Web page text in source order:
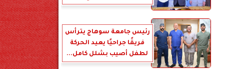
رئيس جامعة سوهاج يترأس
فريقًا جراحيًا يعيد الحركة
لطفل أصيب بشلل كامل...